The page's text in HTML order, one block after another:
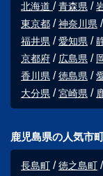
北海道 青森県
東京都
神奈川県
福井県
愛知県
京都府
広島県
香川県
徳島県
大分県
宮崎県
鹿児島県の人気市
長島町 徳之島町